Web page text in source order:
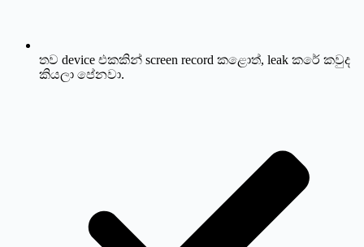
තව device එකකින් screen record කළොත්, leak කරේ කවුද
කියලා පේනවා.